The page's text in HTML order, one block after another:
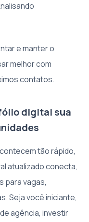
e manter o
melhor com
contatos.
digital sua
tão rápido,
atualizado conecta,
para vagas,
Seja você iniciante,
agência, investir